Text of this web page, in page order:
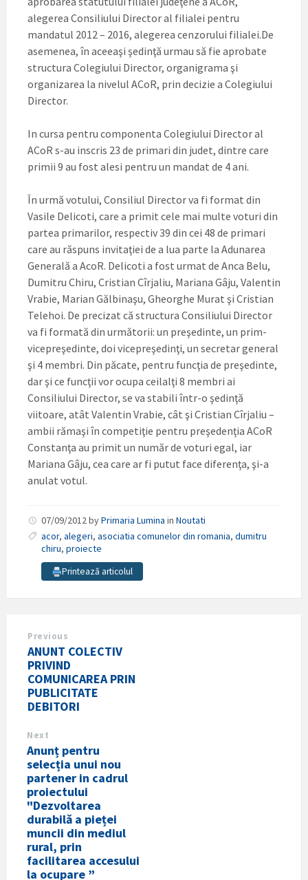
alegerea Consiliului Director al filialei pentru
mandatul 2012 – 2016, alegerea cenzorului filialei.De
asemenea, în aceeaşi şedinţă urmau să fie aprobate
structura Colegiului Director, organigrama şi
organizarea la nivelul ACoR, prin decizie a Colegiului
Director.
In cursa pentru componenta Colegiului Director al
ACoR s-au inscris 23 de primari din judet, dintre care
primii 9 au fost alesi pentru un mandat de 4 ani.
În urmă votului, Consiliul Director va fi format din
Vasile Delicoti, care a primit cele mai multe voturi din
partea primarilor, respectiv 39 din cei 48 de primari
care au răspuns invitaţiei de a lua parte la Adunarea
Generală a AcoR. Delicoti a fost urmat de Anca Belu,
Dumitru Chiru, Cristian Cîrjaliu, Mariana Gâju, Valentin
Vrabie, Marian Gălbinaşu, Gheorghe Murat şi Cristian
Telehoi. De precizat că structura Consiliului Director
va fi formată din următorii: un preşedinte, un prim-
vicepreşedinte, doi vicepreşedinţi, un secretar general
şi 4 membri. Din păcate, pentru funcţia de preşedinte,
dar şi ce funcţii vor ocupa ceilalţi 8 membri ai
Consiliului Director, se va stabili într-o şedinţă
viitoare, atât Valentin Vrabie, cât şi Cristian Cîrjaliu –
ambii rămaşi în competiţie pentru preşedenţia ACoR
Constanţa au primit un număr de voturi egal, iar
Mariana Gâju, cea care ar fi putut face diferenţa, şi-a
anulat votul.
07/09/2012byPrimaria Lumina in Noutati
acor, alegeri, asociatia comunelor din romania, dumitru
chiru, proiecte
Printează articolul
Previous
ANUNT COLECTIV
PRIVIND
COMUNICAREA PRIN
PUBLICITATE
DEBITORI
Next
Anunț pentru
selecția unui nou
partener in cadrul
proiectului
"Dezvoltarea
durabilă a pieței
muncii din mediul
rural, prin
facilitarea accesului
la ocupare ”